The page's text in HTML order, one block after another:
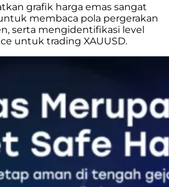
grafik harga emas sangat
membaca pola pergerakan
serta mengidentifikasi level
untuk trading XAUUSD.